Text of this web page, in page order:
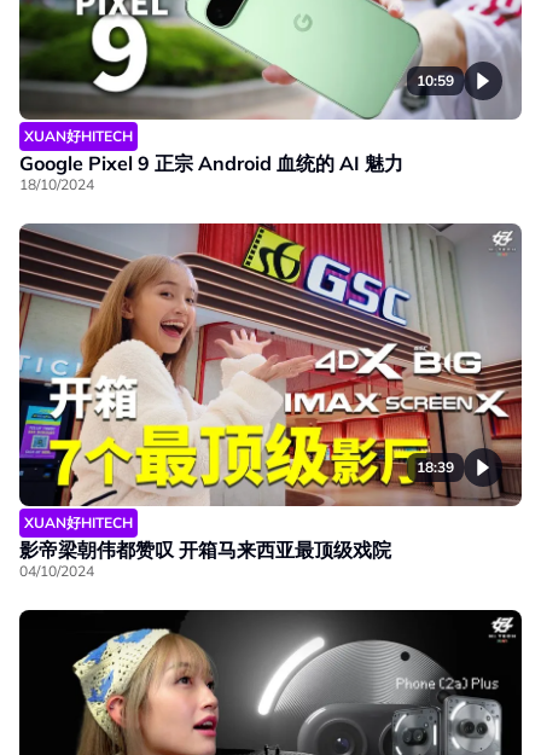
10:59
XUAN好HITECH
Google Pixel 9 正宗 Android 血统的 AI 魅力
18/10/2024
18:39
XUAN好HITECH
影帝梁朝伟都赞叹 开箱马来西亚最顶级戏院
04/10/2024